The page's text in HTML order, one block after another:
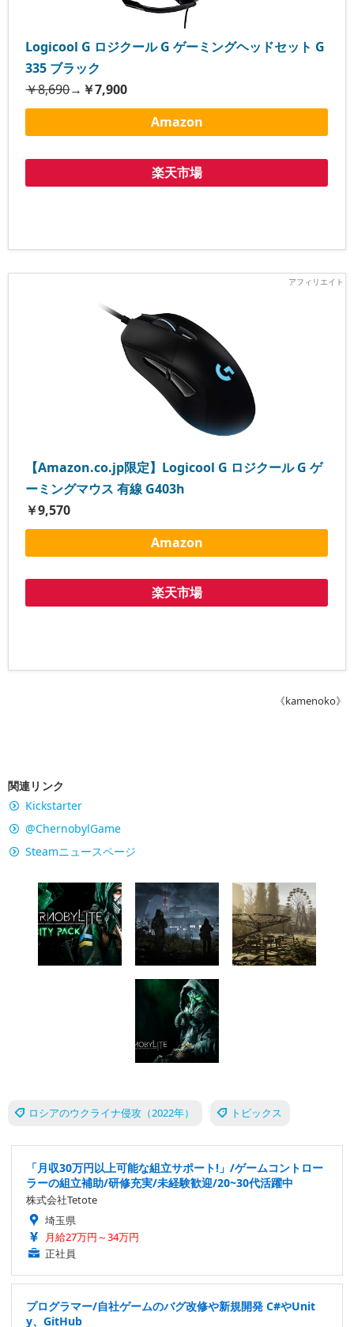
Logicool G ロジクール G ゲーミングヘッドセット G
335 ブラック
￥8,690→ ￥7,900
Amazon
楽天市場
【Amazon.co.jp限定】Logicool G ロジクール G ゲ
ーミングマウス 有線 G403h
￥9,570
Amazon
楽天市場
《kamenoko》
関連リンク
Kickstarter
@ChernobylGame
Steamニュースページ
ロシアのウクライナ侵攻（2022年） トピックス
「月収30万円以上可能な組立サポート!」/ゲームコントロー
ラーの組立補助/研修充実/未経験歓迎/20~30代活躍中
株式会社Tetote
埼玉県
月給27万円～34万円
正社員
プログラマー/自社ゲームのバグ改修や新規開発 C#やUnit
y、GitHub